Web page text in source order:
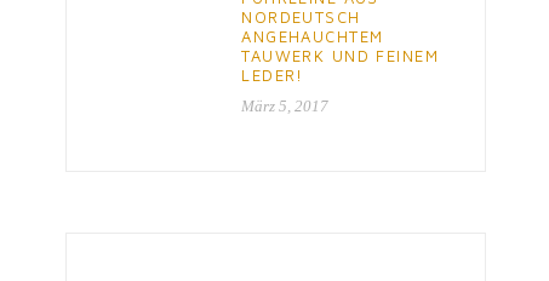
NORDEUTSCH
ANGEHAUCHTEM
TAUWERK UND FEINEM
LEDER!
März 5, 2017